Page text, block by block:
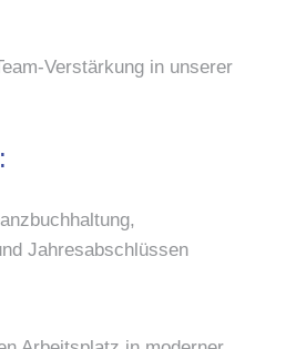
Verstärkung in unserer
Jahresabschlüssen